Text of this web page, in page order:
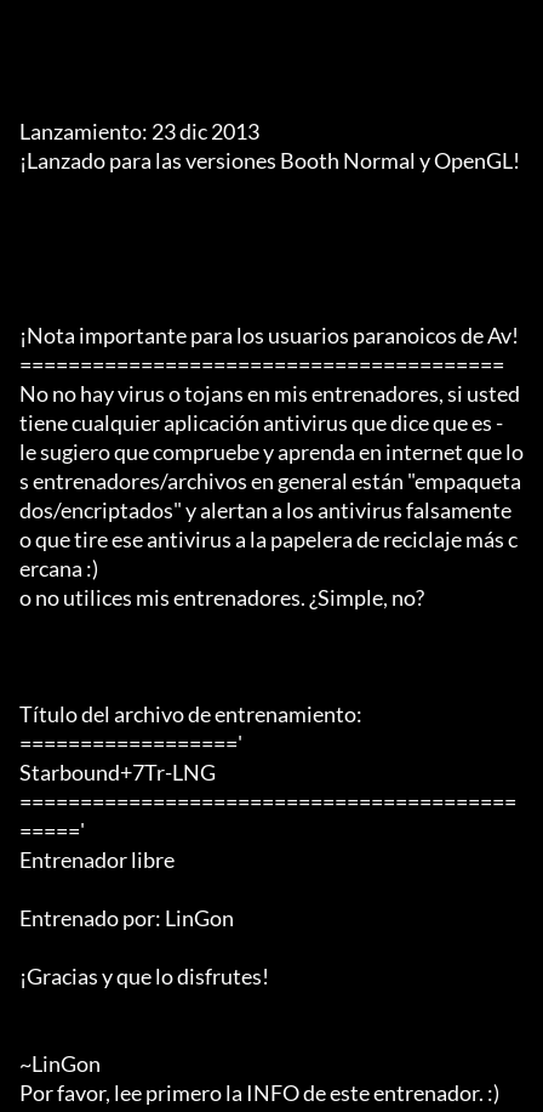
Lanzamiento: 23 dic 2013
¡Lanzado para las versiones Booth Normal y OpenGL!
¡Nota importante para los usuarios paranoicos de Av!
========================================
No no hay virus o tojans en mis entrenadores, si usted
tiene cualquier aplicación antivirus que dice que es -
le sugiero que compruebe y aprenda en internet que lo
s entrenadores/archivos en general están "empaqueta
dos/encriptados" y alertan a los antivirus falsamente
o que tire ese antivirus a la papelera de reciclaje más c
ercana :)
o no utilices mis entrenadores. ¿Simple, no?
Título del archivo de entrenamiento:
=================='
Starbound+7Tr-LNG
=========================================
====='
Entrenador libre
Entrenado por: LinGon
¡Gracias y que lo disfrutes!
~LinGon
Por favor, lee primero la INFO de este entrenador. :)